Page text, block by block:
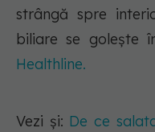
strângă spre
biliare se golește
Healthline.
Vezi și: De ce